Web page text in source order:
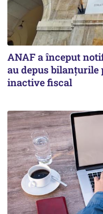
ANAF a început
au depus bilanțurile
inactive fiscal